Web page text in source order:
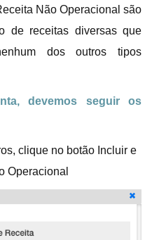
Não Operacional são
de receitas diversas que
dos outros tipos
devemos seguir os
clique no botão Incluir e
Operacional